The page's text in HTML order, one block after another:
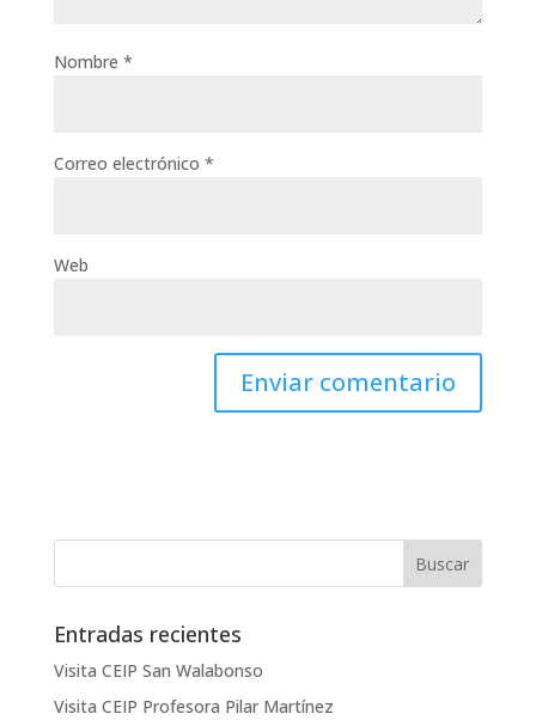
Nombre *
Correo electrónico *
Web
Entradas recientes
Visita CEIP San Walabonso
Visita CEIP Profesora Pilar Martínez